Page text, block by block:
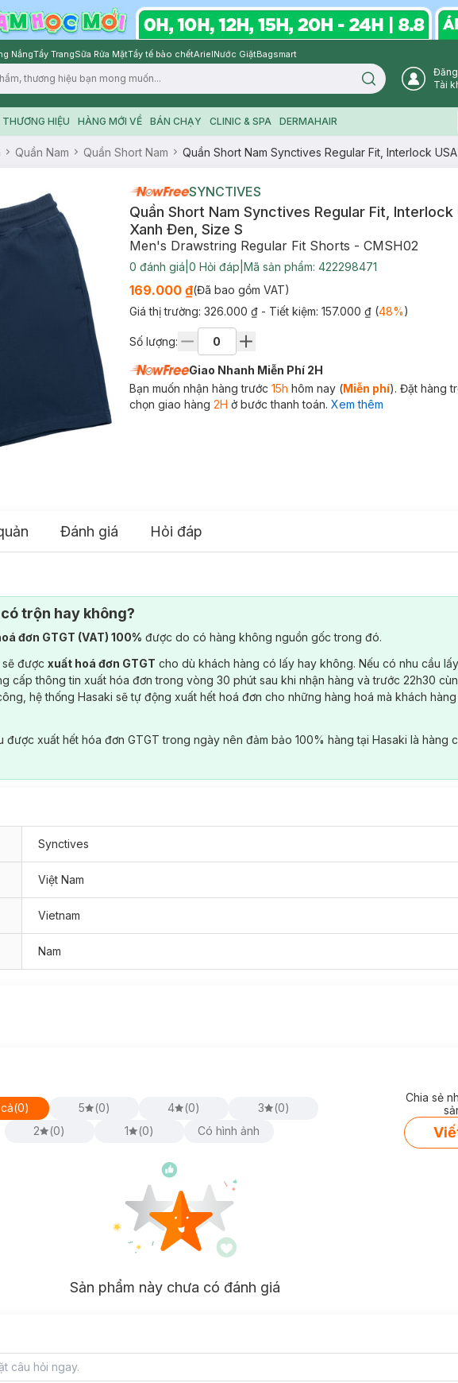
NắngTẩy TrangSữa Rửa MặtTẩy tế bào chếtArielNước GiặtBagsmart
Search icon
Tài
THƯƠNG HIỆU HÀNG MỚI VỀ BÁN CHẠY CLINIC & SPA DERMAHAIR
Quần Nam Quần Short Nam Quần Short Nam Synctives Regular Fit, Interlock
SYNCTIVES
Quần Short Nam Synctives Regular Fit, Interlock
Xanh Đen, Size S
Men's Drawstring Regular Fit Shorts - CMSH02
0 đánh giá 0 Hỏi đáp Mã sản phẩm: 422298471
169.000 ₫(Đã bao gồm VAT)
Giá thị trường: 326.000 ₫ - Tiết kiệm: 157.000 ₫(48%)
Số lượng:
Giao Nhanh Miễn Phí 2H
Bạn muốn nhận hàng trước 15h hôm nay (Miễn phí). Đặt hàng
chọn giao hàng 2H ở bước thanh toán. Xem thêm
Đánh giá Hỏi đáp
trộn hay không?
đơn GTGT (VAT) 100% được do có hàng không nguồn gốc trong đó.
sẽ được xuất hoá đơn GTGT cho dù khách hàng có lấy hay không. Nếu có nhu cầu
cấp thông tin xuất hóa đơn trong vòng 30 phút sau khi nhận hàng và trước 22h30
hệ thống Hasaki sẽ tự động xuất hết hoá đơn cho những hàng hoá mà khách
được xuất hết hóa đơn GTGT trong ngày nên đảm bảo 100% hàng tại Hasaki là hàng
Synctives
Việt Nam
Vietnam
Nam
(0) 5 (0) 4 (0) 3 (0)
2
(0) 1 (0) Có hình ảnh
Chia sẻ
Sản phẩm này chưa có đánh giá